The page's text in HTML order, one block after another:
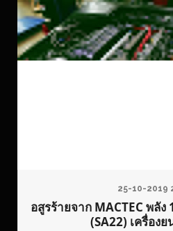
25-10-2019
อสูรร้ายจาก MACTEC พลั
(SA22) เครื่อง